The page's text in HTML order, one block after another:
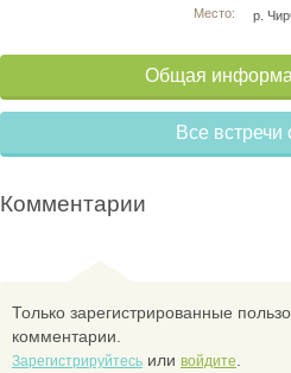
Место:
р.
Общая
Все встречи
Комментарии
Только зарегистрированные
комментарии.
Зарегистрируйтесь или войдите